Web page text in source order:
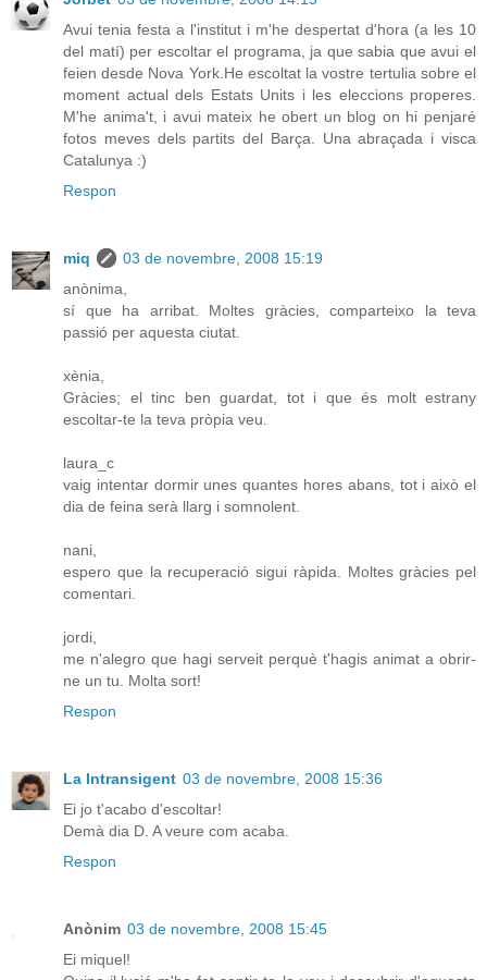
Avui tenia festa a l'institut i m'he despertat d'hora (a les 10
del matí) per escoltar el programa, ja que sabia que avui el
feien desde Nova York.He escoltat la vostre tertulia sobre el
moment actual dels Estats Units i les eleccions properes.
M'he anima't, i avui mateix he obert un blog on hi penjaré
fotos meves dels partits del Barça. Una abraçada i visca
Catalunya :)
Respon
miq
03 de novembre, 2008 15:19
anònima,
sí que ha arribat. Moltes gràcies, comparteixo la teva
passió per aquesta ciutat.
xènia,
Gràcies; el tinc ben guardat, tot i que és molt estrany
escoltar-te la teva pròpia veu.
laura_c
vaig intentar dormir unes quantes hores abans, tot i això el
dia de feina serà llarg i somnolent.
nani,
espero que la recuperació sigui ràpida. Moltes gràcies pel
comentari.
jordi,
me n'alegro que hagi serveit perquè t'hagis animat a obrir-
ne un tu. Molta sort!
Respon
La Intransigent 03 de novembre, 2008 15:36
Ei jo t'acabo d'escoltar!
Demà dia D. A veure com acaba.
Respon
Anònim 03 de novembre, 2008 15:45
Ei miquel!